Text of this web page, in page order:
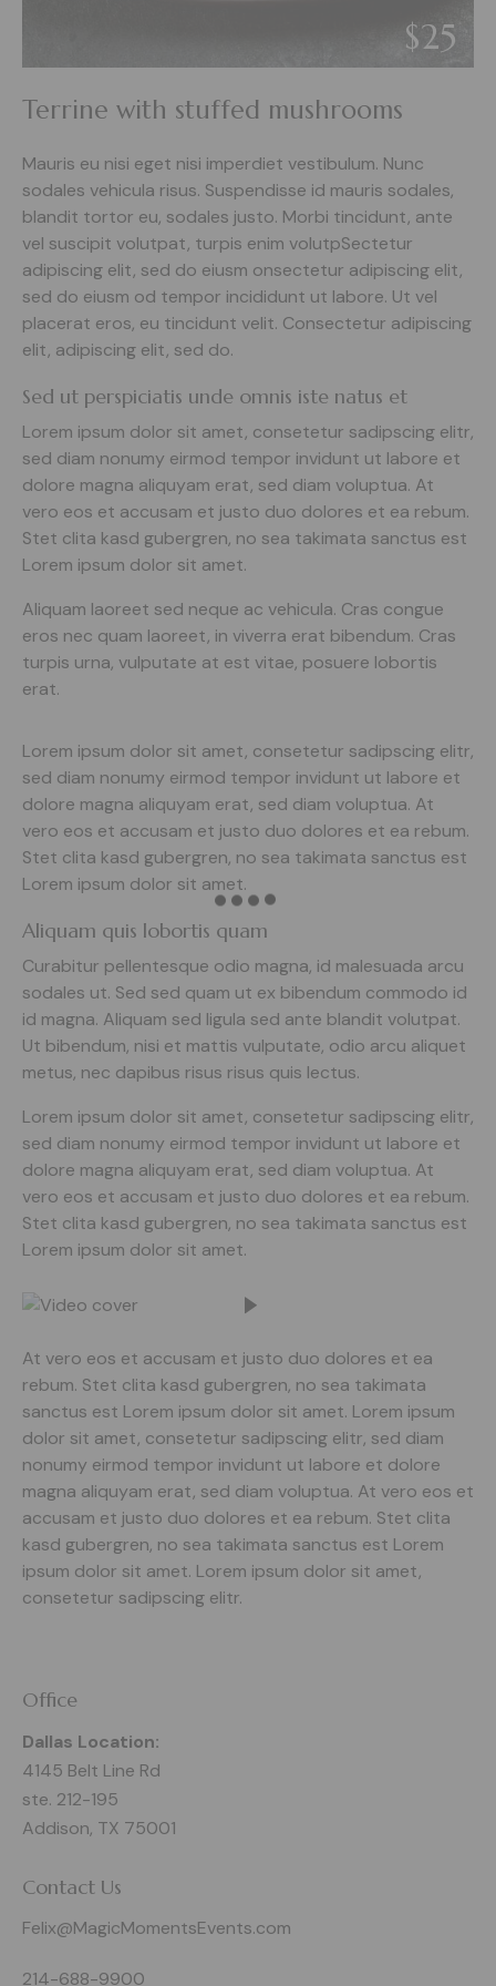
$25
Terrine with stuffed mushrooms
Mauris eu nisi eget nisi imperdiet vestibulum. Nunc
sodales vehicula risus. Suspendisse id mauris sodales,
blandit tortor eu, sodales justo. Morbi tincidunt, ante
vel suscipit volutpat, turpis enim volutpSectetur
adipiscing elit, sed do eiusm onsectetur adipiscing elit,
sed do eiusm od tempor incididunt ut labore. Ut vel
placerat eros, eu tincidunt velit. Consectetur adipiscing
elit, adipiscing elit, sed do.
Sed ut perspiciatis unde omnis iste natus et
Lorem ipsum dolor sit amet, consetetur sadipscing elitr,
sed diam nonumy eirmod tempor invidunt ut labore et
dolore magna aliquyam erat, sed diam voluptua. At
vero eos et accusam et justo duo dolores et ea rebum.
Stet clita kasd gubergren, no sea takimata sanctus est
Lorem ipsum dolor sit amet.
Aliquam laoreet sed neque ac vehicula. Cras congue
eros nec quam laoreet, in viverra erat bibendum. Cras
turpis urna, vulputate at est vitae, posuere lobortis
erat.
Lorem ipsum dolor sit amet, consetetur sadipscing elitr,
sed diam nonumy eirmod tempor invidunt ut labore et
dolore magna aliquyam erat, sed diam voluptua. At
vero eos et accusam et justo duo dolores et ea rebum.
Stet clita kasd gubergren, no sea takimata sanctus est
Lorem ipsum dolor sit amet.
Aliquam quis lobortis quam
Curabitur pellentesque odio magna, id malesuada arcu
sodales ut. Sed sed quam ut ex bibendum commodo id
id magna. Aliquam sed ligula sed ante blandit volutpat.
Ut bibendum, nisi et mattis vulputate, odio arcu aliquet
metus, nec dapibus risus risus quis lectus.
Lorem ipsum dolor sit amet, consetetur sadipscing elitr,
sed diam nonumy eirmod tempor invidunt ut labore et
dolore magna aliquyam erat, sed diam voluptua. At
vero eos et accusam et justo duo dolores et ea rebum.
Stet clita kasd gubergren, no sea takimata sanctus est
Lorem ipsum dolor sit amet.
At vero eos et accusam et justo duo dolores et ea
rebum. Stet clita kasd gubergren, no sea takimata
sanctus est Lorem ipsum dolor sit amet. Lorem ipsum
dolor sit amet, consetetur sadipscing elitr, sed diam
nonumy eirmod tempor invidunt ut labore et dolore
magna aliquyam erat, sed diam voluptua. At vero eos et
accusam et justo duo dolores et ea rebum. Stet clita
kasd gubergren, no sea takimata sanctus est Lorem
ipsum dolor sit amet. Lorem ipsum dolor sit amet,
consetetur sadipscing elitr.
Office
Dallas Location:
4145 Belt Line Rd
ste. 212-195
Addison, TX 75001
Contact Us
Felix@MagicMomentsEvents.com
214-688-9900